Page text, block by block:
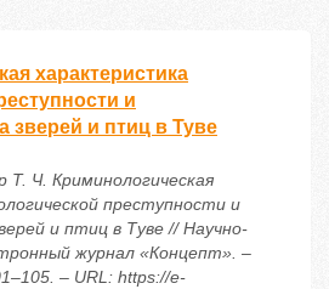
характеристика
и
зверей и птиц в Туве
Т. Ч. Криминологическая
преступности и
и птиц в Туве // Научно-
журнал «Концепт». –
– URL: https://e-